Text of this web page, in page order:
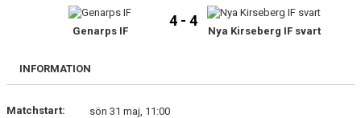
BILDGALLERI
Genarps IF
4 - 4
Nya Kirseberg IF svart
INFORMATION
Matchstart:
sön 31 maj, 11:00